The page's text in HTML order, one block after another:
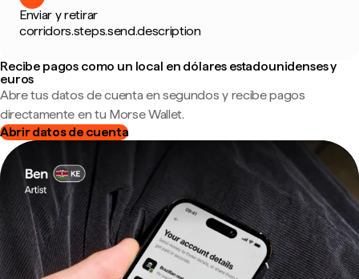
Enviar y retirar
corridors.steps.send.description
Recibe pagos como un local en dólares estadounidenses y
euros
Abre tus datos de cuenta en segundos y recibe pagos
directamente en tu Morse Wallet.
Abrir datos de cuenta